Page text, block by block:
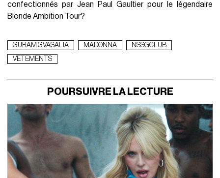
confectionnés par Jean Paul Gaultier pour le légendaire
Blonde Ambition Tour?
GURAM GVASALIA MADONNA
NSSGCLUB
VETEMENTS
POURSUIVRE LA LECTURE